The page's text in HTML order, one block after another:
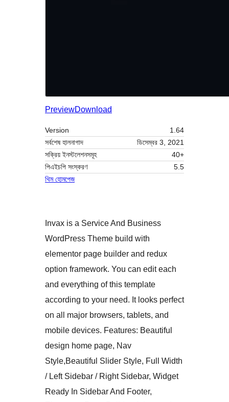
PreviewDownload
Version
1.64
সর্বশেষ হালনাগাদ
ডিসেম্বর 3, 2021
সক্রিয় ইনস্টলেশনসমূহ
40+
পিএইচপি সংস্করণ
5.5
থিম হোমপেজ
Invax is a Service And Business
WordPress Theme build with
elementor page builder and redux
option framework. You can edit each
and everything of this template
according to your need. It looks perfect
on all major browsers, tablets, and
mobile devices. Features: Beautiful
design home page, Nav
Style,Beautiful Slider Style, Full Width
/ Left Sidebar / Right Sidebar, Widget
Ready In Sidebar And Footer,